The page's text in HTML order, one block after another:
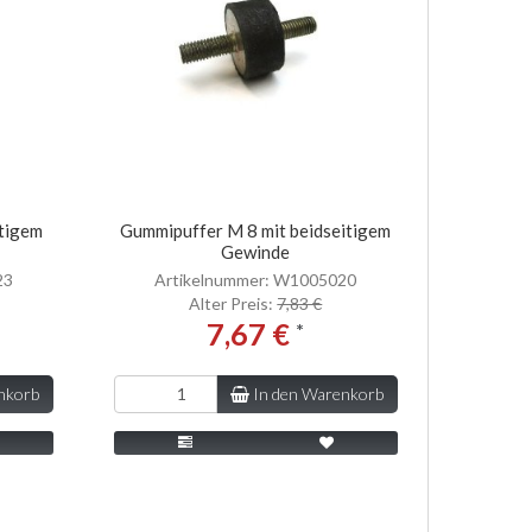
Gummipuffer M 8 mit beidseitigem
Gewinde
Artikelnummer: W1005020
Alter Preis:7,83 €
7,67 € *
In den Warenkorb